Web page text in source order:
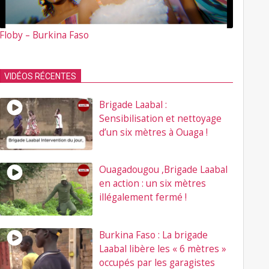
Floby – Burkina Faso
VIDÉOS RÉCENTES
Brigade Laabal :
Sensibilisation et nettoyage
d’un six mètres à Ouaga !
Ouagadougou ,Brigade Laabal
en action : un six mètres
illégalement fermé !
Burkina Faso : La brigade
Laabal libère les « 6 mètres »
occupés par les garagistes